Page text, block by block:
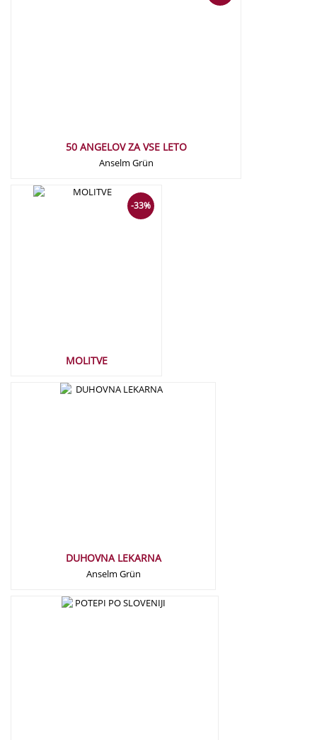
50 ANGELOV ZA VSE LETO
Anselm Grün
-33%
MOLITVE
19,50 €
DUHOVNA LEKARNA
Anselm Grün